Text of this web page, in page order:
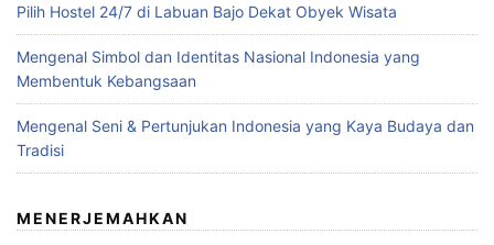
Pilih Hostel 24/7 di Labuan Bajo Dekat Obyek Wisata
Mengenal Simbol dan Identitas Nasional Indonesia yang
Membentuk Kebangsaan
Mengenal Seni & Pertunjukan Indonesia yang Kaya Budaya dan
Tradisi
MENERJEMAHKAN